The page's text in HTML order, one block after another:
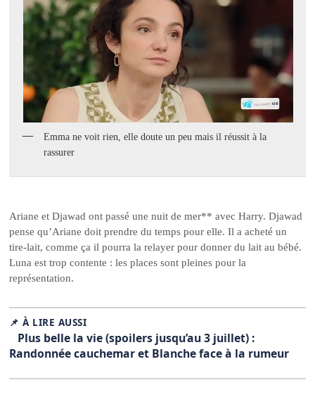
Emma ne voit rien, elle doute un peu mais il réussit à la
rassurer
Ariane et Djawad ont passé une nuit de mer** avec Harry. Djawad
pense qu’Ariane doit prendre du temps pour elle. Il a acheté un
tire-lait, comme ça il pourra la relayer pour donner du lait au bébé.
Luna est trop contente : les places sont pleines pour la
représentation.
📌 À LIRE AUSSI
Plus belle la vie (spoilers jusqu’au 3 juillet) :
Randonnée cauchemar et Blanche face à la rumeur